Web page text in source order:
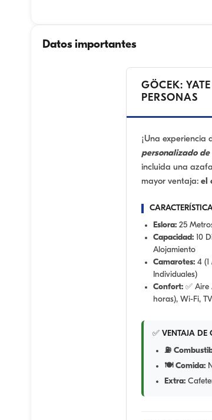
Datos importantes
GÖCEK:
PERSONAS
¡Una experiencia
personalizado de
incluida una
mayor ventaja: el
Eslora: 25
Capacidad: 10
Alojamiento
Camarotes: 4
Individuales)
Confort: ✅ Aire
horas), Wi-Fi, TV
✅ VENTAJA DE
⛽
🍽️ Comida:
Extra: